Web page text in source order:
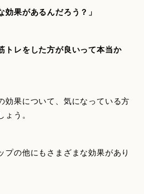
効果があるんだろう？」
トレをした方が良いって本当か
効果について、気になっている方
う。
プの他にもさまざまな効果があり